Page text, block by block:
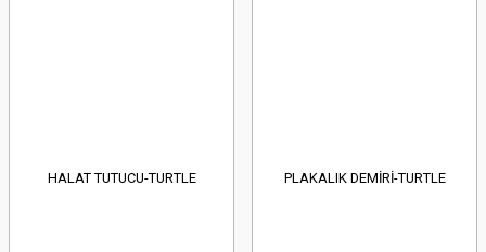
HALAT TUTUCU-TURTLE PLAKALIK DEMİRİ-TURTLE